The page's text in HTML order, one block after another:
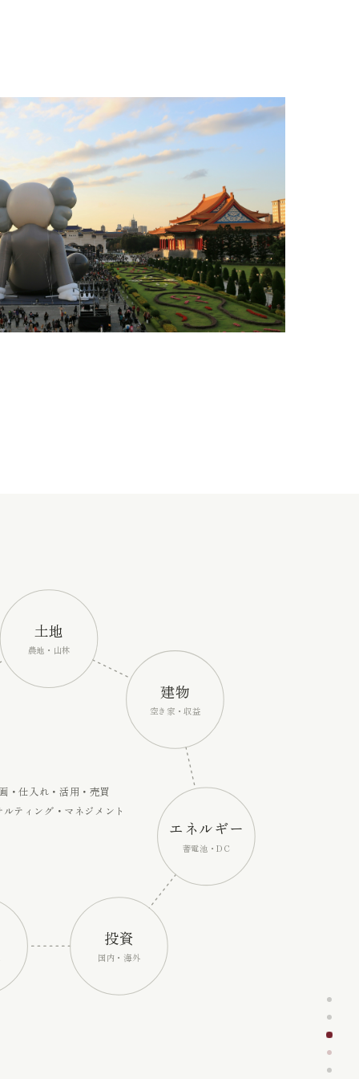
土地
農地・山林
建物
空き家・収益
エネルギー
蓄電池・DC
投資
国内・海外
・仕入れ・活用・売買
ルティング・マネジメント